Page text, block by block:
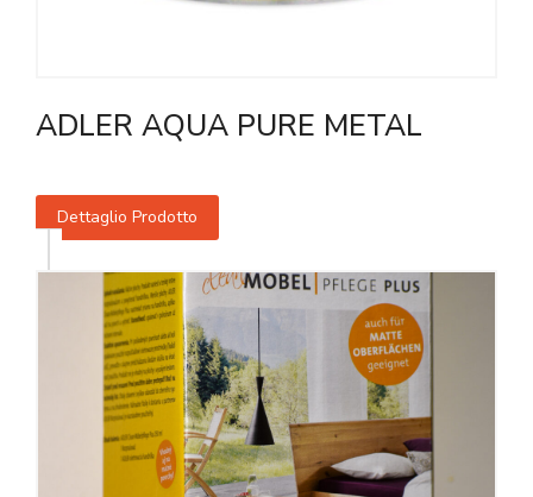
ADLER AQUA PURE METAL
Dettaglio Prodotto